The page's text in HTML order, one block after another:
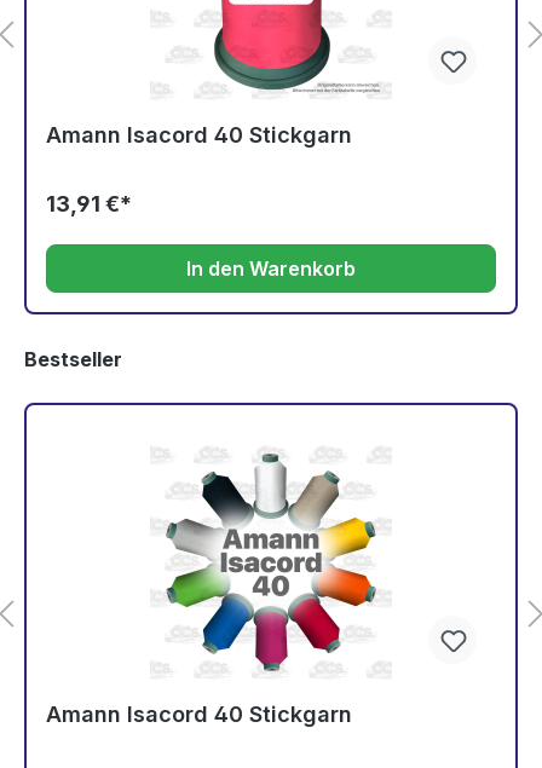
Amann Isacord 40 Stickgarn
13,91 €*
In den Warenkorb
Bestseller
Amann Isacord 40 Stickgarn